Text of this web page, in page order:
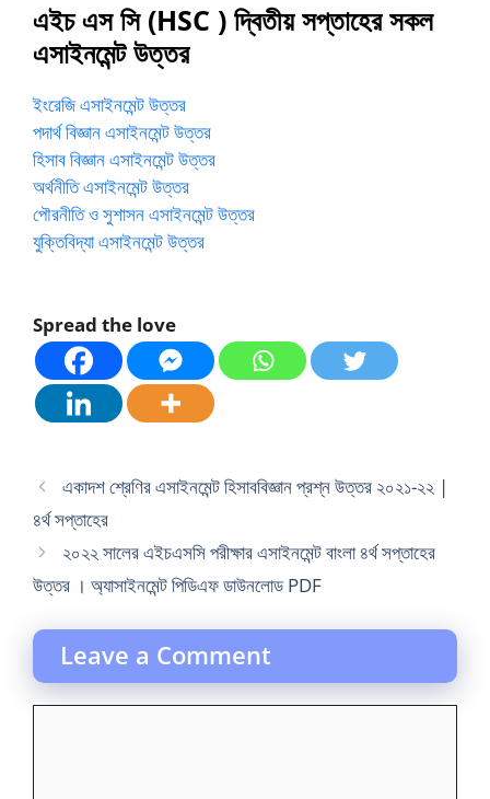
এইচ এস সি (HSC ) দ্বিতীয় সপ্তাহের সকল
এসাইনমেন্ট উত্তর
ইংরেজি এসাইনমেন্ট উত্তর
পদার্থ বিজ্ঞান এসাইনমেন্ট উত্তর
হিসাব বিজ্ঞান এসাইনমেন্ট উত্তর
অর্থনীতি এসাইনমেন্ট উত্তর
পৌরনীতি ও সুশাসন এসাইনমেন্ট উত্তর
যুক্তিবিদ্যা এসাইনমেন্ট উত্তর
Spread the love
একাদশ শ্রেণির এসাইনমেন্ট হিসাববিজ্ঞান প্রশ্ন উত্তর ২০২১-২২ |
৪র্থ সপ্তাহের
২০২২ সালের এইচএসসি পরীক্ষার এসাইনমেন্ট বাংলা ৪র্থ সপ্তাহের
উত্তর । অ্যাসাইনমেন্ট পিডিএফ ডাউনলোড PDF
Leave a Comment